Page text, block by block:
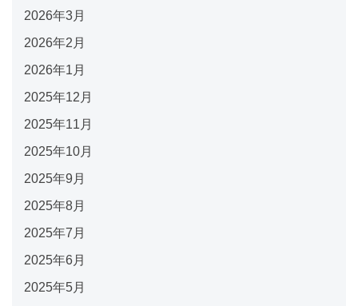
2026年3月
2026年2月
2026年1月
2025年12月
2025年11月
2025年10月
2025年9月
2025年8月
2025年7月
2025年6月
2025年5月